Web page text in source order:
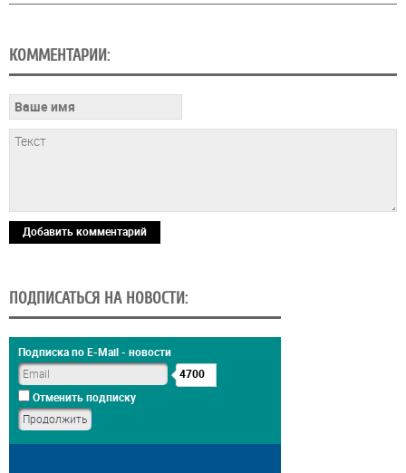
КОММЕНТАРИИ:
Добавить комментарий
ПОДПИСАТЬСЯ НА НОВОСТИ:
Подписка по E-Mail - новости
4700
Отменить подписку